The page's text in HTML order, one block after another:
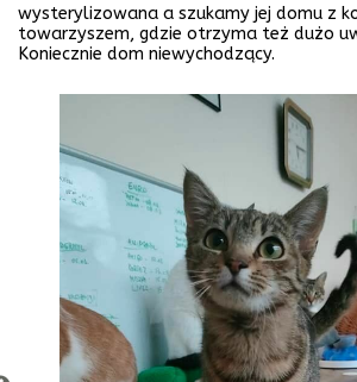
wysterylizowana a szukamy jej domu z
towarzyszem, gdzie otrzyma też dużo
Koniecznie dom niewychodzący.